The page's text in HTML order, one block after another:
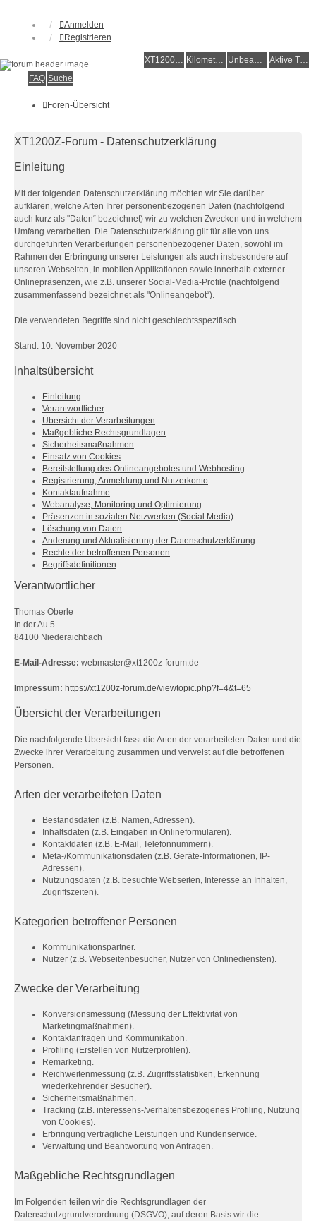
Anmelden
Registrieren
XT1200Z-Wiki Kilometerstatistik Unbeantwortete Themen Aktive Themen
Alles rund um die Yamaha XT1200Z Super Ténéré
FAQ Suche
Foren-Übersicht
XT1200Z-Forum - Datenschutzerklärung
Einleitung
Mit der folgenden Datenschutzerklärung möchten wir Sie darüber
aufklären, welche Arten Ihrer personenbezogenen Daten (nachfolgend
auch kurz als "Daten“ bezeichnet) wir zu welchen Zwecken und in welchem
Umfang verarbeiten. Die Datenschutzerklärung gilt für alle von uns
durchgeführten Verarbeitungen personenbezogener Daten, sowohl im
Rahmen der Erbringung unserer Leistungen als auch insbesondere auf
unseren Webseiten, in mobilen Applikationen sowie innerhalb externer
Onlinepräsenzen, wie z.B. unserer Social-Media-Profile (nachfolgend
zusammenfassend bezeichnet als "Onlineangebot“).
Die verwendeten Begriffe sind nicht geschlechtsspezifisch.
Stand: 10. November 2020
Inhaltsübersicht
Einleitung
Verantwortlicher
Übersicht der Verarbeitungen
Maßgebliche Rechtsgrundlagen
Sicherheitsmaßnahmen
Einsatz von Cookies
Bereitstellung des Onlineangebotes und Webhosting
Registrierung, Anmeldung und Nutzerkonto
Kontaktaufnahme
Webanalyse, Monitoring und Optimierung
Präsenzen in sozialen Netzwerken (Social Media)
Löschung von Daten
Änderung und Aktualisierung der Datenschutzerklärung
Rechte der betroffenen Personen
Begriffsdefinitionen
Verantwortlicher
Thomas Oberle
In der Au 5
84100 Niederaichbach
E-Mail-Adresse: webmaster@xt1200z-forum.de
Impressum: https://xt1200z-forum.de/viewtopic.php?f=4&t=65
Übersicht der Verarbeitungen
Die nachfolgende Übersicht fasst die Arten der verarbeiteten Daten und die
Zwecke ihrer Verarbeitung zusammen und verweist auf die betroffenen
Personen.
Arten der verarbeiteten Daten
Bestandsdaten (z.B. Namen, Adressen).
Inhaltsdaten (z.B. Eingaben in Onlineformularen).
Kontaktdaten (z.B. E-Mail, Telefonnummern).
Meta-/Kommunikationsdaten (z.B. Geräte-Informationen, IP-
Adressen).
Nutzungsdaten (z.B. besuchte Webseiten, Interesse an Inhalten,
Zugriffszeiten).
Kategorien betroffener Personen
Kommunikationspartner.
Nutzer (z.B. Webseitenbesucher, Nutzer von Onlinediensten).
Zwecke der Verarbeitung
Konversionsmessung (Messung der Effektivität von
Marketingmaßnahmen).
Kontaktanfragen und Kommunikation.
Profiling (Erstellen von Nutzerprofilen).
Remarketing.
Reichweitenmessung (z.B. Zugriffsstatistiken, Erkennung
wiederkehrender Besucher).
Sicherheitsmaßnahmen.
Tracking (z.B. interessens-/verhaltensbezogenes Profiling, Nutzung
von Cookies).
Erbringung vertragliche Leistungen und Kundenservice.
Verwaltung und Beantwortung von Anfragen.
Maßgebliche Rechtsgrundlagen
Im Folgenden teilen wir die Rechtsgrundlagen der
Datenschutzgrundverordnung (DSGVO), auf deren Basis wir die